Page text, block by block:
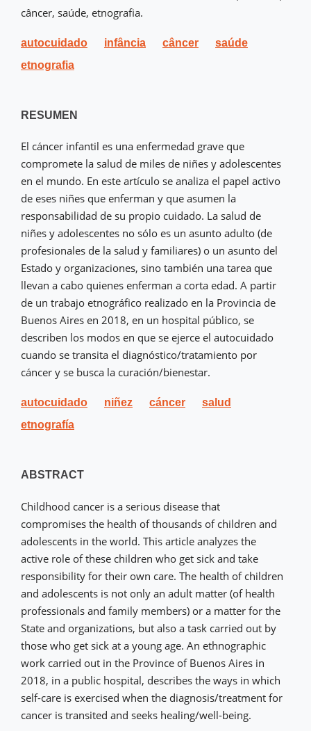
câncer, saúde, etnografia.
autocuidado infância câncer
saúde
etnografia
RESUMEN
El cáncer infantil es una enfermedad grave que
compromete la salud de miles de niñes y adolescentes
en el mundo. En este artículo se analiza el papel activo
de eses niñes que enferman y que asumen la
responsabilidad de su propio cuidado. La salud de
niñes y adolescentes no sólo es un asunto adulto (de
profesionales de la salud y familiares) o un asunto del
Estado y organizaciones, sino también una tarea que
llevan a cabo quienes enferman a corta edad. A partir
de un trabajo etnográfico realizado en la Provincia de
Buenos Aires en 2018, en un hospital público, se
describen los modos en que se ejerce el autocuidado
cuando se transita el diagnóstico/tratamiento por
cáncer y se busca la curación/bienestar.
autocuidado niñez cáncer
salud
etnografía
ABSTRACT
Childhood cancer is a serious disease that
compromises the health of thousands of children and
adolescents in the world. This article analyzes the
active role of these children who get sick and take
responsibility for their own care. The health of children
and adolescents is not only an adult matter (of health
professionals and family members) or a matter for the
State and organizations, but also a task carried out by
those who get sick at a young age. An ethnographic
work carried out in the Province of Buenos Aires in
2018, in a public hospital, describes the ways in which
self-care is exercised when the diagnosis/treatment for
cancer is transited and seeks healing/well-being.